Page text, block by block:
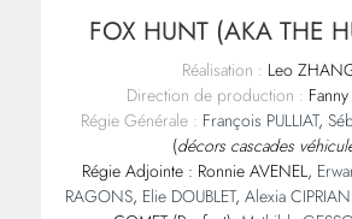
FOX HUNT (AKA THE
Réalisation : Leo
Direction de production :
Régie Générale : François PULLIAT,
(décors cascades
Régie Adjointe : Ronnie AVENEL,
RAGONS, Elie DOUBLET, Alexia CIPRIANI